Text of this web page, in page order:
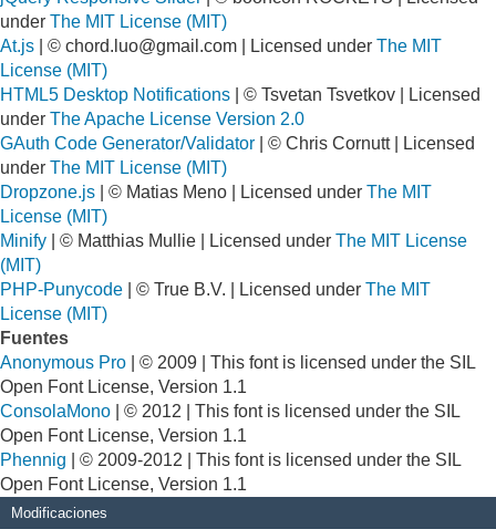
under The MIT License (MIT)
At.js | © chord.luo@gmail.com | Licensed under The MIT
License (MIT)
HTML5 Desktop Notifications | © Tsvetan Tsvetkov | Licensed
under The Apache License Version 2.0
GAuth Code Generator/Validator | © Chris Cornutt | Licensed
under The MIT License (MIT)
Dropzone.js | © Matias Meno | Licensed under The MIT
License (MIT)
Minify | © Matthias Mullie | Licensed under The MIT License
(MIT)
PHP-Punycode | © True B.V. | Licensed under The MIT
License (MIT)
Fuentes
Anonymous Pro | © 2009 | This font is licensed under the SIL
Open Font License, Version 1.1
ConsolaMono | © 2012 | This font is licensed under the SIL
Open Font License, Version 1.1
Phennig | © 2009-2012 | This font is licensed under the SIL
Open Font License, Version 1.1
Modificaciones